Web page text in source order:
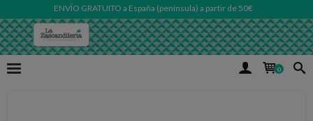
ENVÍO GRATUITO a España (península) a partir de 50€
0